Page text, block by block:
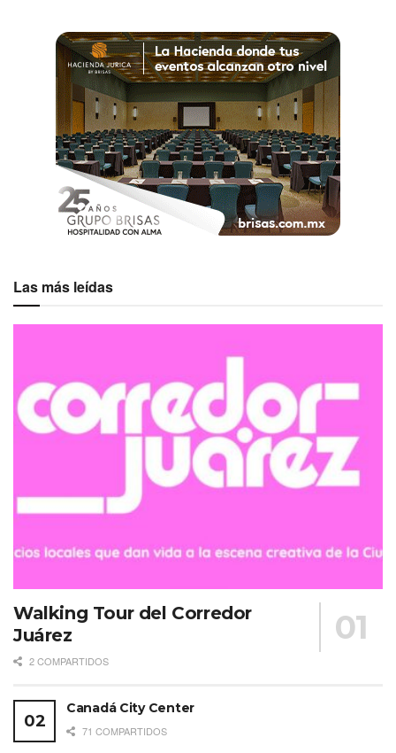
Las más leídas
Walking Tour del Corredor
Juárez
2 COMPARTIDOS
Canadá City Center
71 COMPARTIDOS